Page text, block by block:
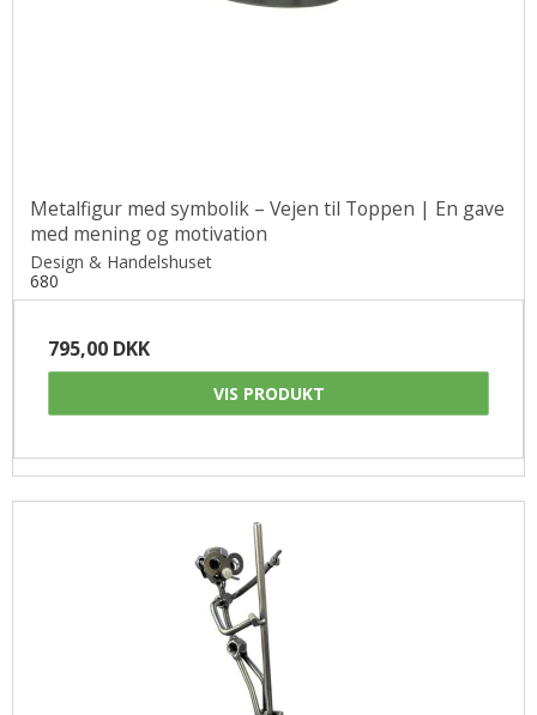
Metalfigur med symbolik – Vejen til Toppen | En gave
med mening og motivation
Design & Handelshuset
680
795,00 DKK
VIS PRODUKT